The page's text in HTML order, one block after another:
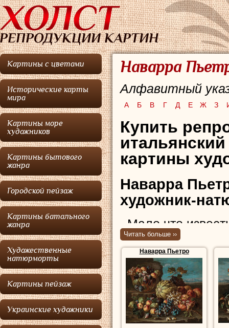
Картины с цветами
Исторические карты
мира
Картины море
художников
Картины бытового
жанра
Городской пейзаж
Картины батального
жанра
Художественные
натюрморты
Картины пейзаж
Украинские художники
Наварра
Алфавитный
А Б В Г Д Е Ж З
Купить
картины
Наварра
художник-
Мало что
картины
Берентца.
Наваррав 1736
Франца Вернера
был нанят на
работал в
Читать больше ››
Наварра Пьетро